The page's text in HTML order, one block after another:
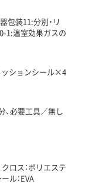
包装11:分別・リ
1:温室効果ガスの
ッションシール×4
、必要工具／無し
ロス：ポリエステ
ル：EVA